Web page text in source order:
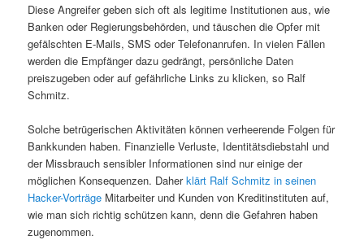
Diese Angreifer geben sich oft als legitime Institutionen aus, wie
Banken oder Regierungsbehörden, und täuschen die Opfer mit
gefälschten E-Mails, SMS oder Telefonanrufen. In vielen Fällen
werden die Empfänger dazu gedrängt, persönliche Daten
preiszugeben oder auf gefährliche Links zu klicken, so Ralf
Schmitz.
Solche betrügerischen Aktivitäten können verheerende Folgen für
Bankkunden haben. Finanzielle Verluste, Identitätsdiebstahl und
der Missbrauch sensibler Informationen sind nur einige der
möglichen Konsequenzen. Daherklärt Ralf Schmitz in seinen
Hacker-Vorträge Mitarbeiter und Kunden von Kreditinstituten auf,
wie man sich richtig schützen kann, denn die Gefahren haben
zugenommen.